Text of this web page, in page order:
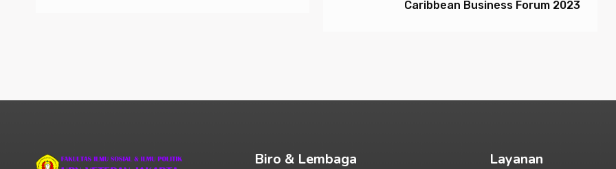
Caribbean Business Forum 2023
Biro & Lembaga Layanan